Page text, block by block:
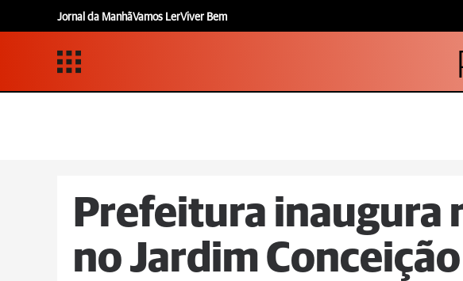
Jornal da ManhãVamos LerViver Bem
Prefeitura inaugura
no Jardim Conceição